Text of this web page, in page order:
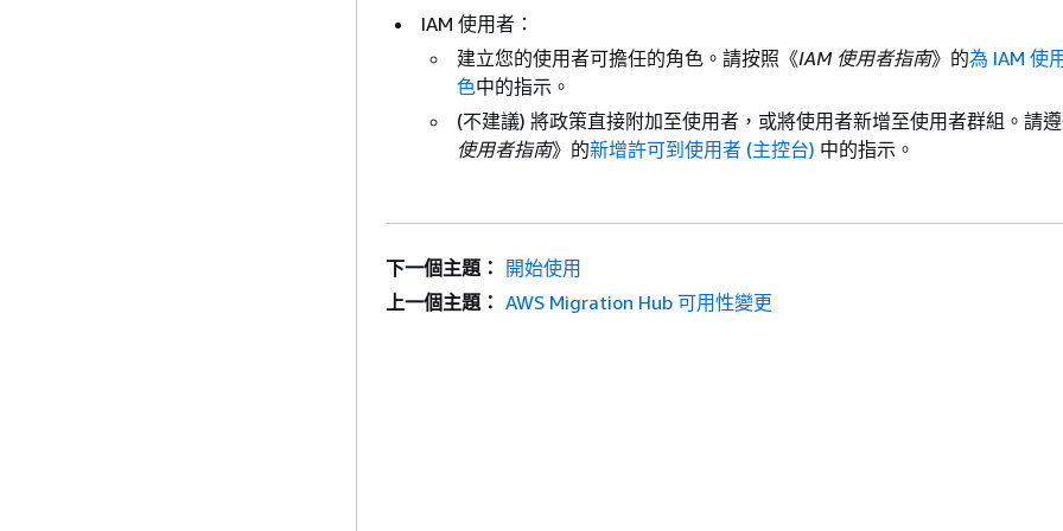
IAM 使用者：
建立您的使用者可擔任的角色。請按照《IAM 使用者指南》的為 IAM 使
色中的指示。
(不建議) 將政策直接附加至使用者，或將使用者新增至使用者群組。請
使用者指南》的新增許可到使用者 (主控台) 中的指示。
下一個主題：
開始使用
上一個主題： AWS Migration Hub 可用性變更